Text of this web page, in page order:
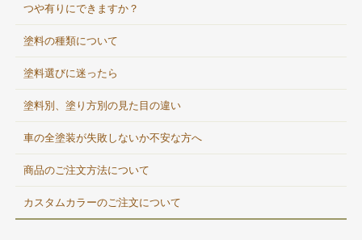
つや有りにできますか？
塗料の種類について
塗料選びに迷ったら
塗料別、塗り方別の見た目の違い
車の全塗装が失敗しないか不安な方へ
商品のご注文方法について
カスタムカラーのご注文について